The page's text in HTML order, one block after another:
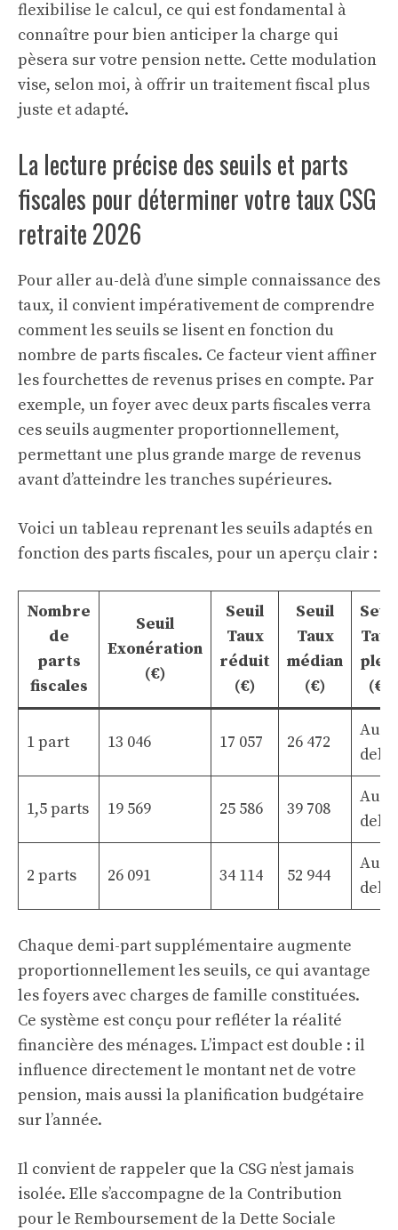
flexibilise le calcul, ce qui est fondamental à
connaître pour bien anticiper la charge qui
pèsera sur votre pension nette. Cette modulation
vise, selon moi, à offrir un traitement fiscal plus
juste et adapté.
La lecture précise des seuils et parts
fiscales pour déterminer votre taux CSG
retraite 2026
Pour aller au-delà d’une simple connaissance des
taux, il convient impérativement de comprendre
comment les seuils se lisent en fonction du
nombre de parts fiscales. Ce facteur vient affiner
les fourchettes de revenus prises en compte. Par
exemple, un foyer avec deux parts fiscales verra
ces seuils augmenter proportionnellement,
permettant une plus grande marge de revenus
avant d’atteindre les tranches supérieures.
Voici un tableau reprenant les seuils adaptés en
fonction des parts fiscales, pour un aperçu clair :
Nombre
de
parts
fiscales
Seuil
Exonération
(€)
Seuil
Taux
réduit
(€)
Seuil
Taux
médian
(€)
Seuil
Taux
plein
(€)
1 part 13 046 17 057 26 472
Au-
delà
1,5 parts 19 569 25 586 39 708
Au-
delà
2 parts 26 091 34 114 52 944
Au-
delà
Chaque demi-part supplémentaire augmente
proportionnellement les seuils, ce qui avantage
les foyers avec charges de famille constituées.
Ce système est conçu pour refléter la réalité
financière des ménages. L’impact est double : il
influence directement le montant net de votre
pension, mais aussi la planification budgétaire
sur l’année.
Il convient de rappeler que la CSG n’est jamais
isolée. Elle s’accompagne de la Contribution
pour le Remboursement de la Dette Sociale